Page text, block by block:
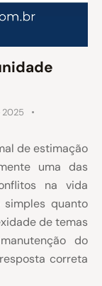
2025
de estimação
uma das
na vida
quanto
de temas
do
correta